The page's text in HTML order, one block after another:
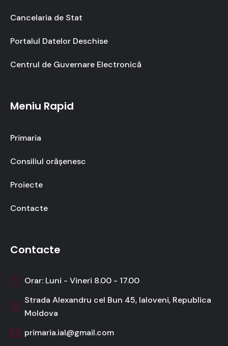
Cancelaria de Stat
Portalul Datelor Deschise
Centrul de Guvernare Electronică
Meniu Rapid
Primaria
Consiliul orășenesc
Proiecte
Contacte
Contacte
Orar: Luni - Vineri 8.00 - 17.00
Strada Alexandru cel Bun 45, Ialoveni, Republica
Moldova
primaria.ial@gmail.com